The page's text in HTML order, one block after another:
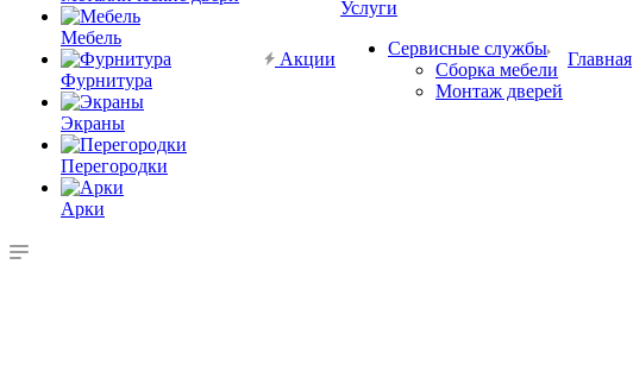
Мебель
Фурнитура
Экраны
Перегородки
Арки
Акции
Услуги
Сервисные службы
Сборка мебели
Монтаж дверей
Главная